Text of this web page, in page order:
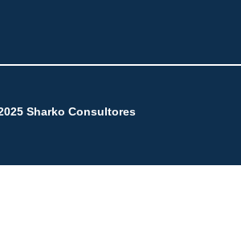
Sharko Consultores